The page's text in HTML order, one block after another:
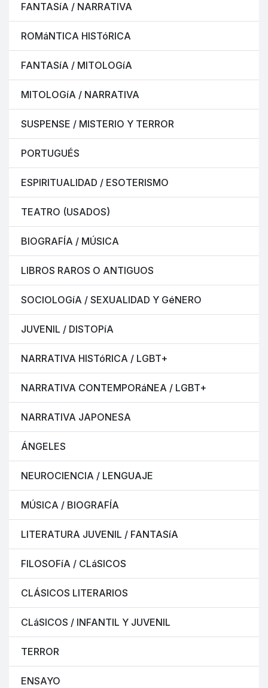
FANTASíA / NARRATIVA
ROMáNTICA HISTóRICA
FANTASíA / MITOLOGíA
MITOLOGíA / NARRATIVA
SUSPENSE / MISTERIO Y TERROR
PORTUGUÉS
ESPIRITUALIDAD / ESOTERISMO
TEATRO (USADOS)
BIOGRAFÍA / MÚSICA
LIBROS RAROS O ANTIGUOS
SOCIOLOGíA / SEXUALIDAD Y GéNERO
JUVENIL / DISTOPíA
NARRATIVA HISTóRICA / LGBT+
NARRATIVA CONTEMPORáNEA / LGBT+
NARRATIVA JAPONESA
ÁNGELES
NEUROCIENCIA / LENGUAJE
MÚSICA / BIOGRAFÍA
LITERATURA JUVENIL / FANTASíA
FILOSOFíA / CLáSICOS
CLÁSICOS LITERARIOS
CLáSICOS / INFANTIL Y JUVENIL
TERROR
ENSAYO